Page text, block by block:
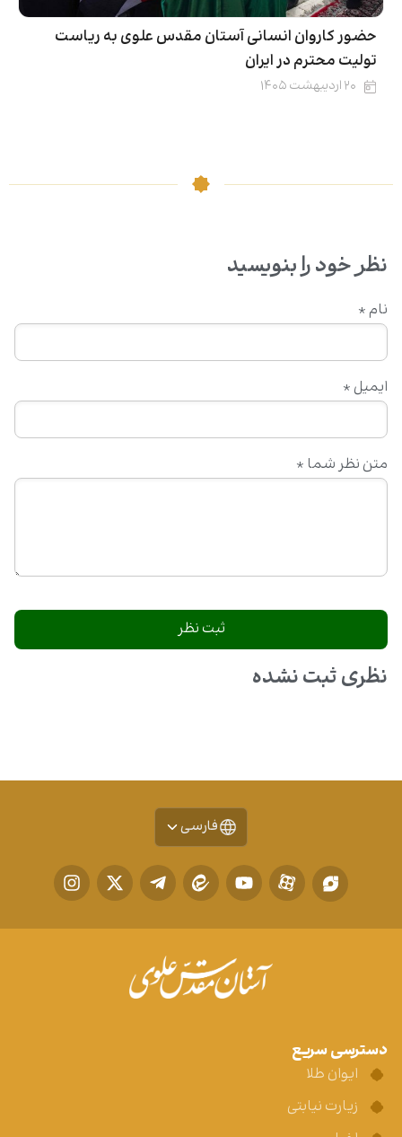
حضور کاروان انسانی آستان مقدس علوی به ریاست
تولیت محترم در ایران
۲۰ اردیبهشت ۱۴۰۵
نظر خود را بنویسید
متن نظر شما *
نام *
ایمیل *
نظری ثبت نشده
فارسی
دسترسی سریع
ایوان طلا
زیارت نیابتی